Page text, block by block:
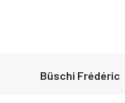
Büschi Frédéric